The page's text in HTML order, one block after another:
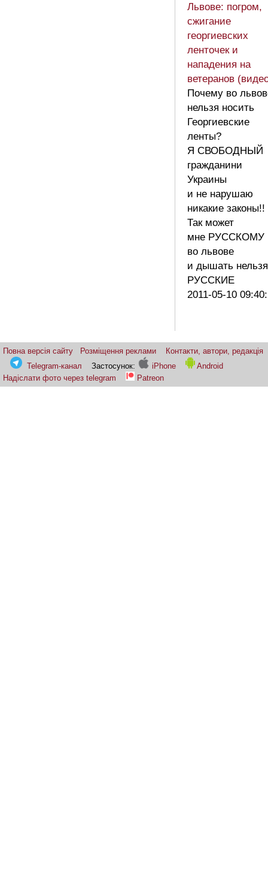
Львове: погром,
сжигание
георгиевских
ленточек и
нападения на
ветеранов
Почему во
нельзя носить
Георгиевские
ленты?
Я СВОБОДНЫЙ
гражданини
Украины
и не нарушаю
никакие законы!!
Так может
мне РУССКОМУ
во львове
и дышать
РУССКИЕ
2011-05-10
Повна версія сайту Розміщення реклами
Контакти, автори, редакція
Telegram-канал
Застосунок: iPhone
Android
Надіслати фото через telegram
Patreon